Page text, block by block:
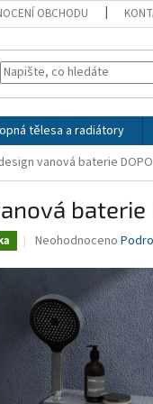
OBCHODU
tělesa a radiátory
vanová baterie
baterie
Průměrné
produktu
0,0
z
5
hvězdiček.
Neohodnoceno